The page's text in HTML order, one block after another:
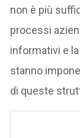
non è più
processi
informativi e
stanno
di queste